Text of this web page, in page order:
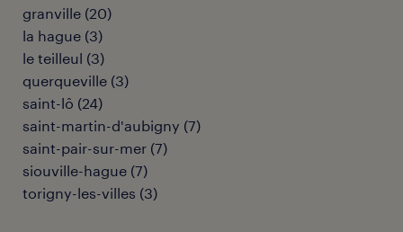
granville (20)
la hague (3)
le teilleul (3)
querqueville (3)
saint-lô (24)
saint-martin-d'aubigny (7)
saint-pair-sur-mer (7)
siouville-hague (7)
torigny-les-villes (3)